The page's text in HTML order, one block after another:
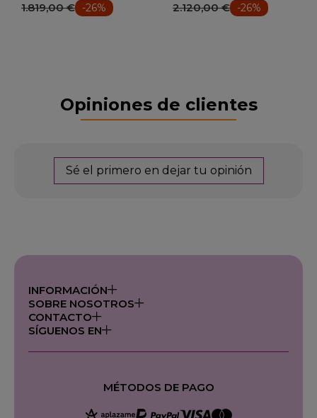
1.819,00 € -26% 2.120,00 € -26%
Opiniones de clientes
Sé el primero en dejar tu opinión
INFORMACIÓN
SOBRE NOSOTROS
CONTACTO
SÍGUENOS EN
MÉTODOS DE PAGO